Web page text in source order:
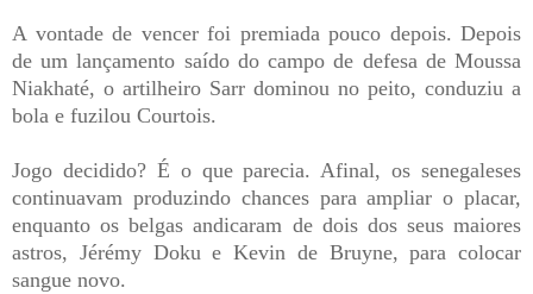
A vontade de vencer foi premiada pouco depois. Depois
de um lançamento saído do campo de defesa de Moussa
Niakhaté, o artilheiro Sarr dominou no peito, conduziu a
bola e fuzilou Courtois.
Jogo decidido? É o que parecia. Afinal, os senegaleses
continuavam produzindo chances para ampliar o placar,
enquanto os belgas andicaram de dois dos seus maiores
astros, Jérémy Doku e Kevin de Bruyne, para colocar
sangue novo.